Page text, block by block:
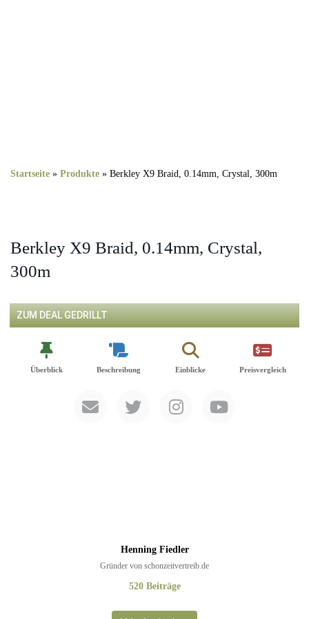
Startseite » Produkte » Berkley X9 Braid, 0.14mm, Crystal, 300m
Berkley X9 Braid, 0.14mm, Crystal,
300m
ZUM DEAL GEDRILLT
Überblick Beschreibung Einblicke Preisvergleich
Henning Fiedler
Gründer von schonzeitvertreib.de
520 Beiträge